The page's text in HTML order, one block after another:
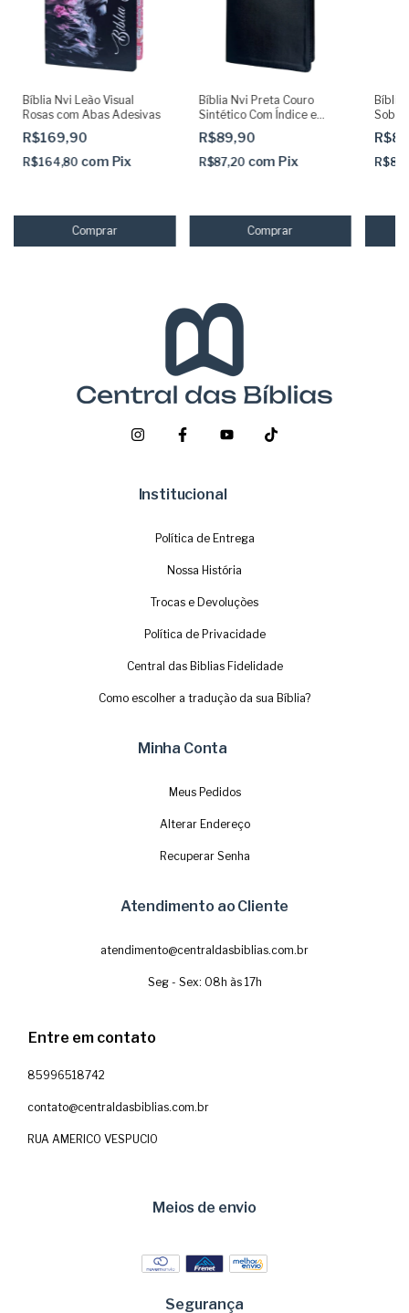
Bíblia Nvi Leão Visual
Rosas com Abas Adesivas
R$169,90
R$164,80 com Pix
Bíblia Nvi Preta Couro
Sintético Com Índice e
Letras Grandes
R$89,90
R$87,20 com Pix
Bíblia
Sobre
Institucional
Política de Entrega
Nossa História
Trocas e Devoluções
Política de Privacidade
Central das Biblias Fidelidade
Como escolher a tradução da sua Bíblia?
Minha Conta
Meus Pedidos
Alterar Endereço
Recuperar Senha
Atendimento ao Cliente
atendimento@centraldasbiblias.com.br
Seg - Sex: 08h às 17h
Entre em contato
85996518742
contato@centraldasbiblias.com.br
RUA AMERICO VESPUCIO
Meios de envio
Segurança